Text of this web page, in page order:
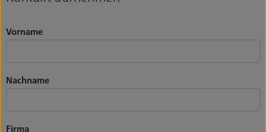
Vorname
Nachname
Firma